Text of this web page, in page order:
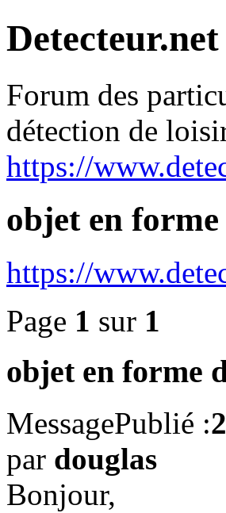
Detecteur.net
Forum des
détection de
https://
objet en
https://
Page 1 sur 1
objet en forme
MessagePublié :
par douglas
Bonjour,